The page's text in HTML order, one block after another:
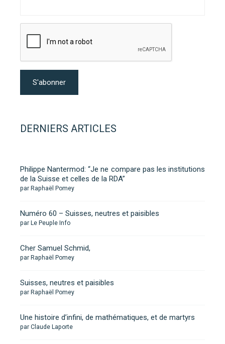
DERNIERS ARTICLES
Philippe Nantermod: “Je ne compare pas les institutions
de la Suisse et celles de la RDA”
par Raphaël Pomey
Numéro 60 – Suisses, neutres et paisibles
par Le Peuple Info
Cher Samuel Schmid,
par Raphaël Pomey
Suisses, neutres et paisibles
par Raphaël Pomey
Une histoire d’infini, de mathématiques, et de martyrs
par Claude Laporte